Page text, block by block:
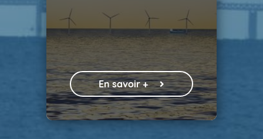
En savoir +